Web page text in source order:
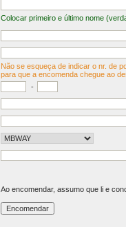
Colocar primeiro e último nome
Não se esqueça de indicar o nr. de
para que a encomenda chegue ao
-
Ao encomendar, assumo que li e